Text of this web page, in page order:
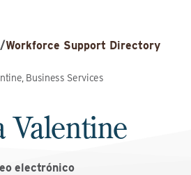
/Workforce Support Directory
Business Services
Valentine
electrónico